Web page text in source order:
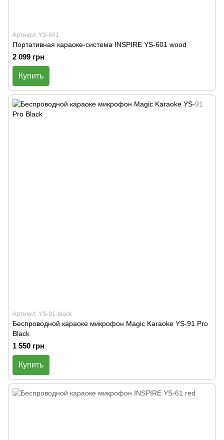
Артикул: YS-601
Портативная караоке-система INSPIRE YS-601 wood
2 099 грн
Купить
Артикул: YS-91-black
Беспроводной караоке микрофон Magic Karaoke YS-91 Pro
Black
1 550 грн
Купить